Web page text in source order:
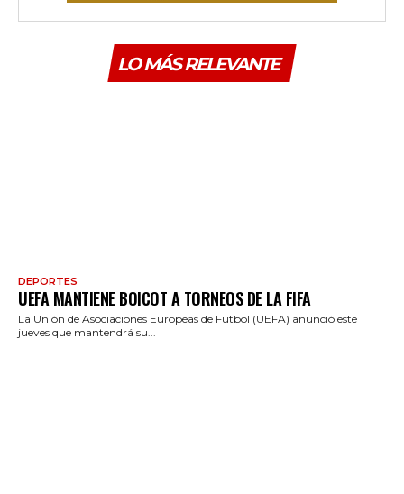
LO MÁS RELEVANTE
DEPORTES
UEFA MANTIENE BOICOT A TORNEOS DE LA FIFA
La Unión de Asociaciones Europeas de Futbol (UEFA) anunció este
jueves que mantendrá su...